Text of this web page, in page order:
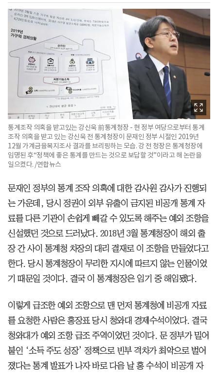
통계조작 의혹을 받고있는 강신욱 前통계청장 - 현 정부 여당으로부터 통계
조작 의혹을 받고 있는 강신욱 전 통계청장이 문재인 정부 시절인 2019년
12월 가계금융복지조사 결과를 브리핑하는 모습. 강 전 청장은 통계청장에
임명된 후“정책에 좋은 통계를 만드는 것으로 보답할 것”이라고 해 논란을
일으켰다. /연합뉴스
문재인 정부의 통계 조작 의혹에 대한 감사원 감사가 진행되
는 가운데, 당시 정권이 외부 유출이 금지된 비공개 통계 자
료를 다른 기관이 손쉽게 빼갈 수 있도록 해주는 예외 조항을
신설했던 것으로 드러났다. 2018년 3월 통계청장이 해외 출
장 간 사이 통계청 차장의 대리 결재로 이 조항을 만들었다고
한다. 당시 통계청장이 무리한 지시에 따르지 않는 인물이었
기 때문일 것이다. 결국 이 통계청장은 임기 중 해임됐다.
이렇게 급조한 예외 조항으로 맨 먼저 통계청에 비공개 자료
를 요청한 사람은 홍장표 당시 청와대 경제수석이었다. 결국
청와대가 예외 조항 급조 주역이었던 것이다. 문 정부가 밀어
붙인 ‘소득 주도 성장’ 정책으로 빈부 격차가 최악으로 벌어
졌다는 통계 발표가 나자 바로 다음 날 홍 수석이 비공개 자